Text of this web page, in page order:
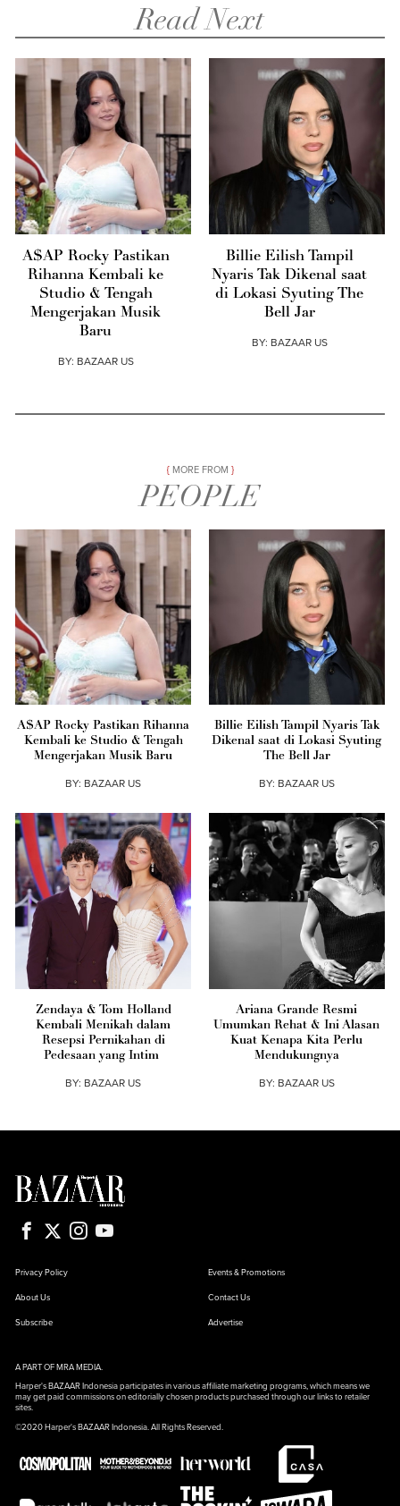
Read Next
A$AP Rocky Pastikan
Rihanna Kembali ke
Studio & Tengah
Mengerjakan Musik
Baru
BY: BAZAAR US
Billie Eilish Tampil
Nyaris Tak Dikenal saat
di Lokasi Syuting The
Bell Jar
BY: BAZAAR US
MORE FROM
PEOPLE
A$AP Rocky Pastikan Rihanna
Kembali ke Studio & Tengah
Mengerjakan Musik Baru
BY: BAZAAR US
Billie Eilish Tampil Nyaris Tak
Dikenal saat di Lokasi Syuting
The Bell Jar
BY: BAZAAR US
Zendaya & Tom Holland
Kembali Menikah dalam
Resepsi Pernikahan di
Pedesaan yang Intim
BY: BAZAAR US
Ariana Grande Resmi
Umumkan Rehat & Ini Alasan
Kuat Kenapa Kita Perlu
Mendukungnya
BY: BAZAAR US
Privacy Policy Events & Promotions
About Us Contact Us
Subscribe Advertise
A PART OF MRA MEDIA.
Harper's BAZAAR Indonesia participates in various affiliate marketing programs, which means we
may get paid commissions on editorially chosen products purchased through our links to retailer
sites.
©2020 Harper's BAZAAR Indonesia. All Rights Reserved.